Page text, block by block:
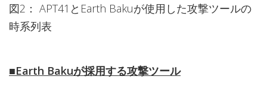
図2： APT41とEarth Bakuが使用した攻撃ツールの
時系列表
■Earth Bakuが採用する攻撃ツール